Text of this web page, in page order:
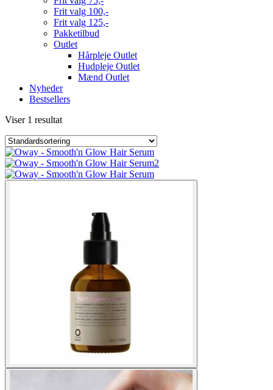
Frit valg 100,-
Frit valg 125,-
Pakketilbud
Outlet
Hårpleje Outlet
Hudpleje Outlet
Mænd Outlet
Nyheder
Bestsellers
Viser 1 resultat